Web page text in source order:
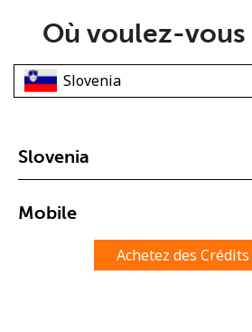
Un numéro
Où voulez-vous
Slovenia
Mobile
Achetez des Crédits